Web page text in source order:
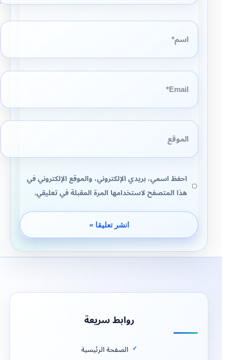
اسم*
Email*
الموقع
احفظ اسمي، بريدي الإلكتروني، والموقع الإلكتروني في
هذا المتصفح لاستخدامها المرة المقبلة في تعليقي.
روابط سريعة
الصفحة الرئيسية